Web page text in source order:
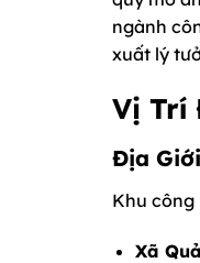
ngành
xuất lý
Vị Trí
Địa
Khu công
Xã